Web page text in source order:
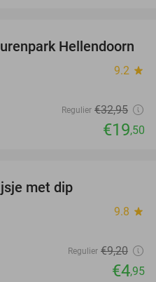
41%
Hellendoorn
9.2 star
Regulier €32,95
€19,50
met dip
9.8 star
Regulier €9,20
€4,95